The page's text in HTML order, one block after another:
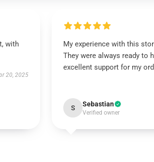
with
20, 2025
My experience with this
They were always ready to
excellent support for my
S Sebastian
Verified owner